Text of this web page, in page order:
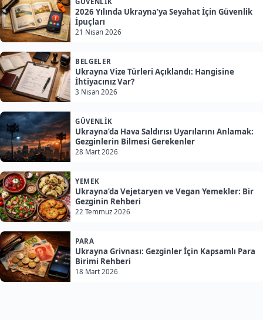
2026 Yılında Ukrayna’ya Seyahat İçin Güvenlik
İpuçları
21 Nisan 2026
BELGELER
Ukrayna Vize Türleri Açıklandı: Hangisine
İhtiyacınız Var?
3 Nisan 2026
GÜVENLIK
Ukrayna’da Hava Saldırısı Uyarılarını Anlamak:
Gezginlerin Bilmesi Gerekenler
28 Mart 2026
YEMEK
Ukrayna’da Vejetaryen ve Vegan Yemekler: Bir
Gezginin Rehberi
22 Temmuz 2026
PARA
Ukrayna Grivnası: Gezginler İçin Kapsamlı Para
Birimi Rehberi
18 Mart 2026